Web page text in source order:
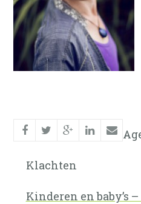
Klachten
Kinderen en baby’s